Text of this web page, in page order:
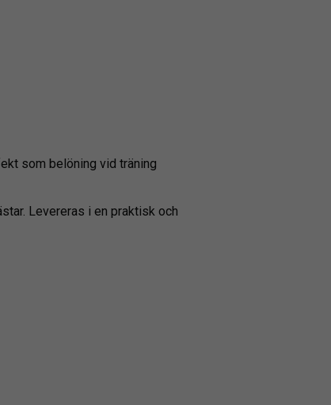
som belöning vid träning
Levereras i en praktisk och